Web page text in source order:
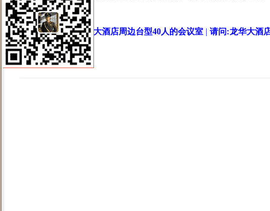
<龙华大酒店周边台型40人的会议室| 请问:龙华大酒